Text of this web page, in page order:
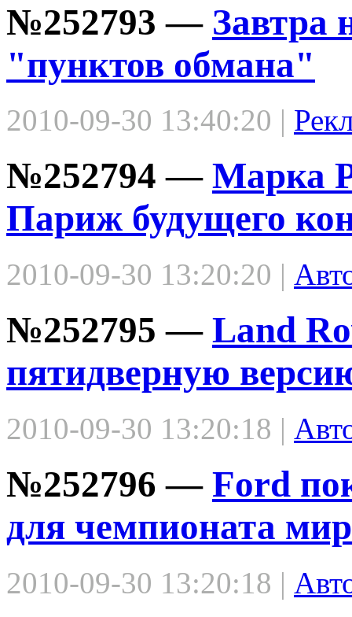
№252793 — Завтра
"пунктов обмана"
2010-09-30 13:40:20 |
№252794 — Марка
Париж будущего
2010-09-30 13:20:20 |
№252795 — Land
пятидверную
2010-09-30 13:20:18 |
№252796 — Ford
для чемпионата
2010-09-30 13:20:18 |